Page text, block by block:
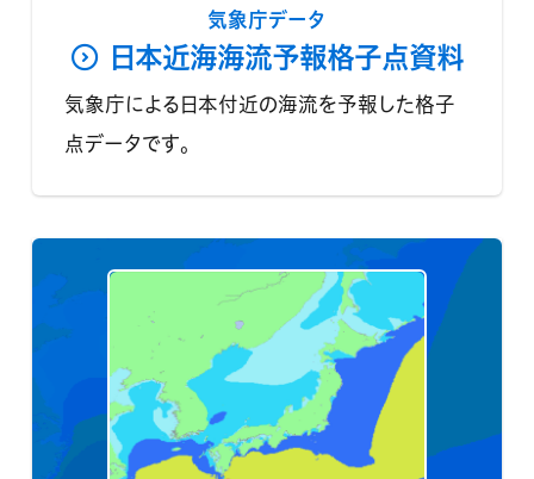
気象庁データ
日本近海海流予報格子点資料
気象庁による日本付近の海流を予報した格子
点データです。